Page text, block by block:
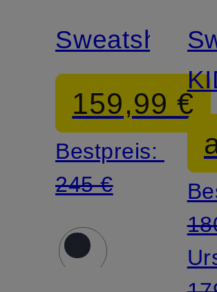
Sweatshirt
159,99 €
Bestpreis:
245 €